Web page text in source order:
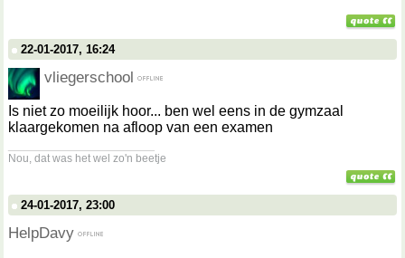
22-01-2017, 16:24
vliegerschool
Is niet zo moeilijk hoor... ben wel eens in de gymzaal
klaargekomen na afloop van een examen
Nou, dat was het wel zo'n beetje
24-01-2017, 23:00
HelpDavy